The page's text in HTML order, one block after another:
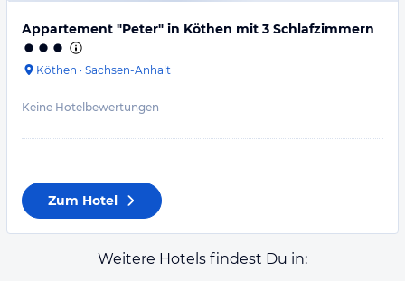
Appartement "Peter" in Köthen mit 3 Schlafzimmern
Köthen · Sachsen-Anhalt
Keine Hotelbewertungen
Zum Hotel
Weitere Hotels findest Du in: